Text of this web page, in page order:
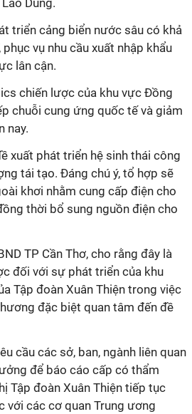
Dung.
triển cảng biển nước sâu có khả
vụ nhu cầu xuất nhập khẩu
lân cận.
chiến lược của khu vực Đồng
chuỗi cung ứng quốc tế và giảm
nay.
xuất phát triển hệ sinh thái công
tái tạo. Đáng chú ý, tổ hợp sẽ
khơi nhằm cung cấp điện cho
thời bổ sung nguồn điện cho
TP Cần Thơ, cho rằng đây là
đối với sự phát triển của khu
Tập đoàn Xuân Thiện trong việc
đặc biệt quan tâm đến đề
cầu các sở, ban, ngành liên quan
để báo cáo cấp có thẩm
Tập đoàn Xuân Thiện tiếp tục
với các cơ quan Trung ương